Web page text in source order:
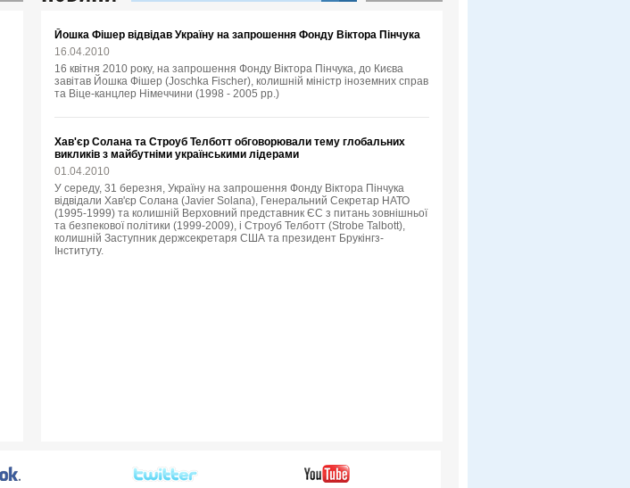
Йошка Фішер відвідав Україну на запрошення Фонду Віктора Пінчука
16.04.2010
16 квітня 2010 року, на запрошення Фонду Віктора Пінчука, до Києва
завітав Йошка Фішер (Joschka Fischer), колишній міністр іноземних справ
та Віце-канцлер Німеччини (1998 - 2005 рр.)
Хав'єр Солана та Строуб Телботт обговорювали тему глобальних
викликів з майбутніми українськими лідерами
01.04.2010
У середу, 31 березня, Україну на запрошення Фонду Віктора Пінчука
відвідали Хав'єр Солана (Javier Solana), Генеральний Секретар НАТО
(1995-1999) та колишній Верховний представник ЄС з питань зовнішньої
та безпекової політики (1999-2009), і Строуб Телботт (Strobe Talbott),
колишній Заступник держсекретаря США та президент Брукінгз-
Інституту.